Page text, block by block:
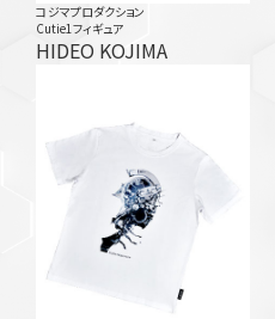
コジマプロダクション
Cutie1フィギュア
HIDEO KOJIMA